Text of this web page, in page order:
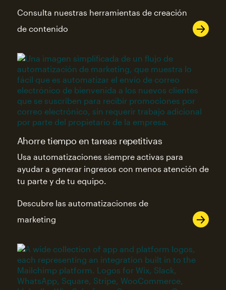
Consulta nuestras herramientas de creación
de contenido
Ahorre tiempo en tareas repetitivas
Usa automatizaciones siempre activas para
ayudar a generar ingresos con menos atención de
tu parte y de tu equipo.
Descubre las automatizaciones de
marketing